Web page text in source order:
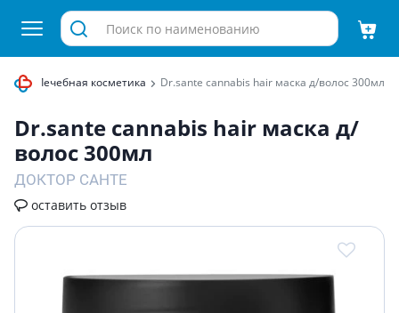
Лечебная косметика Dr.sante cannabis hair маска д/волос 300мл
Dr.sante cannabis hair маска д/
волос 300мл
ДОКТОР САНТЕ
оставить отзыв